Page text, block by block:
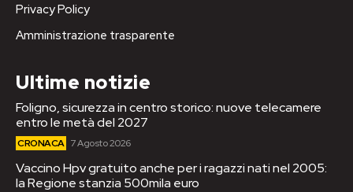
Privacy Policy
Amministrazione trasparente
Ultime notizie
Foligno, sicurezza in centro storico: nuove telecamere
entro le metà del 2027
CRONACA 7 Agosto 2026
Vaccino Hpv gratuito anche per i ragazzi nati nel 2005:
la Regione stanzia 500mila euro